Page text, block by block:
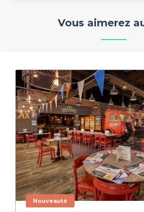
Vous aimerez
Nouveauté